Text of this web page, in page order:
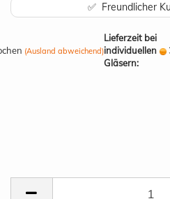
✅ Freundlicher
(Ausland abweichend)
Lieferzeit bei
individuellen
Gläsern: